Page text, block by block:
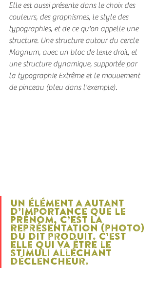
Elle est aussi présente dans le choix des
couleurs, des graphismes, le style des
typographies, et de ce qu'on appelle une
structure. Une structure autour du cercle
Magnum, avec un bloc de texte droit, et
une structure dynamique, supportée par
la typographie Extrême et le mouvement
de pinceau (bleu dans l'exemple).
Un élément a autant
d’importance que le
prénom, c’est la
représentation (photo)
du dit produit. C’est
elle qui va être le
stimuli alléchant
déclencheur.